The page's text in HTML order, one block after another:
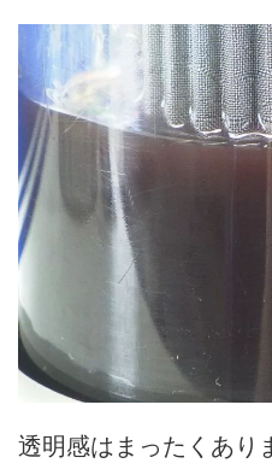
透明感はまったくあり